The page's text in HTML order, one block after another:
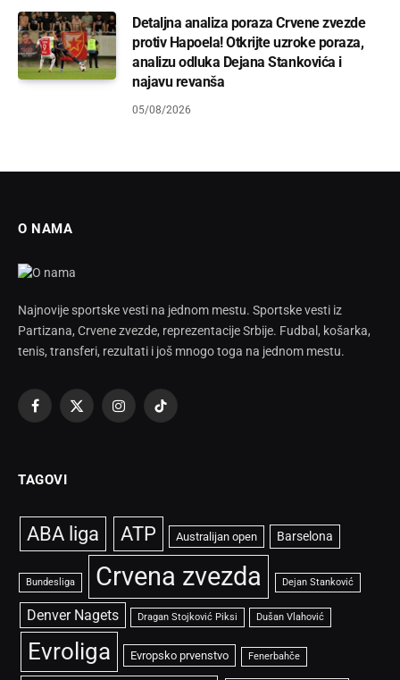
Detaljna analiza poraza Crvene zvezde
protiv Hapoela! Otkrijte uzroke poraza,
analizu odluka Dejana Stankovića i
najavu revanša
05/08/2026
O NAMA
Najnovije sportske vesti na jednom mestu. Sportske vesti iz
Partizana, Crvene zvezde, reprezentacije Srbije. Fudbal, košarka,
tenis, transferi, rezultati i još mnogo toga na jednom mestu.
Facebook
X
InstagramTikTok
TAGOVI
ABA liga ATP Australijan open Barselona
Bundesliga Crvena zvezda Dejan Stanković
Denver Nagets Dragan Stojković Piksi Dušan Vlahović
Evroliga Evropsko prvenstvo Fenerbahče